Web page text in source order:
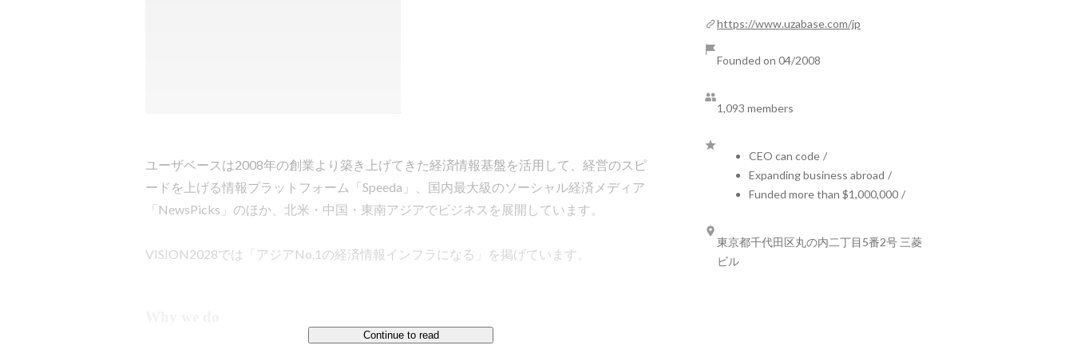
ユーザベースは2008年の創業より築き上げてきた経済情報基盤を活用して、経営のスピ
ードを上げる情報プラットフォーム「Speeda」、国内最大級のソーシャル経済メディア
「NewsPicks」のほか、北米・中国・東南アジアでビジネスを展開しています。
VISION2028では「アジアNo.1の経済情報インフラになる」を掲げています。
Continue to read
https://www.uzabase.com/jp
Founded on 04/2008
1,093 members
CEO can code /
Expanding business abroad /
Funded more than $1,000,000 /
東京都千代田区丸の内二丁目5番2号 三菱
ビル